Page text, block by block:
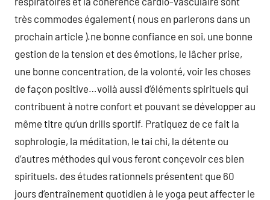
très commodes également ( nous en parlerons dans un
prochain article ).ne bonne confiance en soi, une bonne
gestion de la tension et des émotions, le lâcher prise,
une bonne concentration, de la volonté, voir les choses
de façon positive…voilà aussi d’éléments spirituels qui
contribuent à notre confort et pouvant se développer au
même titre qu’un drills sportif. Pratiquez de ce fait la
sophrologie, la méditation, le tai chi, la détente ou
d’autres méthodes qui vous feront conçevoir ces bien
spirituels. des études rationnels présentent que 60
jours d’entraînement quotidien à le yoga peut affecter le